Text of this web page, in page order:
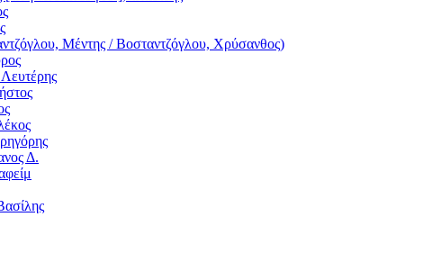
Μέντης / Βοσταντζόγλου, Χρύσανθος)
Δ.